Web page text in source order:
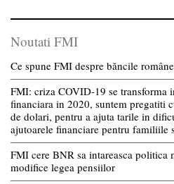
Noutati FMI
Ce spune FMI despre băncile
FMI: criza COVID-19 se transforma
financiara in 2020, suntem pregatiti
de dolari, pentru a ajuta tarile in
ajutoarele financiare pentru familiile
FMI cere BNR sa intareasca politica
modifice legea pensiilor